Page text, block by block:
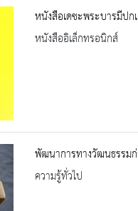
หนังสือเดชะพระบารมีปก
หนังสืออิเล็กทรอนิกส์
พัฒนาการทางวัฒนธรรม
ความรู้ทั่วไป